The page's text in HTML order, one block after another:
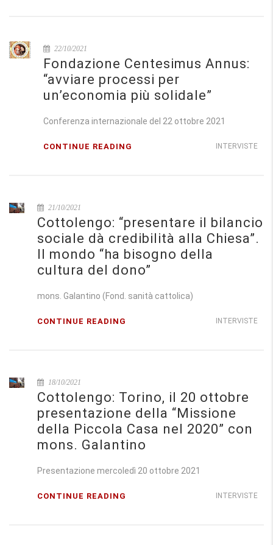
22/10/2021
Fondazione Centesimus Annus:
“avviare processi per
un’economia più solidale”
Conferenza internazionale del 22 ottobre 2021
INTERVISTE
CONTINUE READING
21/10/2021
Cottolengo: “presentare il bilancio
sociale dà credibilità alla Chiesa”.
Il mondo “ha bisogno della
cultura del dono”
mons. Galantino (Fond. sanità cattolica)
INTERVISTE
CONTINUE READING
18/10/2021
Cottolengo: Torino, il 20 ottobre
presentazione della “Missione
della Piccola Casa nel 2020” con
mons. Galantino
Presentazione mercoledì 20 ottobre 2021
INTERVISTE
CONTINUE READING